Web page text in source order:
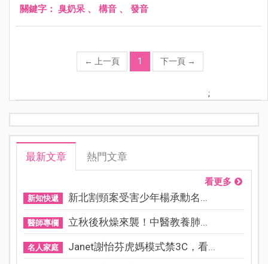
意小孩的語言狀況，以便隨時矯正治療。
關鍵字： 臭奶呆 、 構音 、 發音
← 上一頁 1 下一頁 →
;
最新文章 熱門文章
看更多
新知快遞 新北割頸案受害少年楊承勳名...
醫師專欄 立秋後秋燥來襲！中醫教養肺...
名人家庭 Janet謝怡芬虎媽模式禁3C，看...